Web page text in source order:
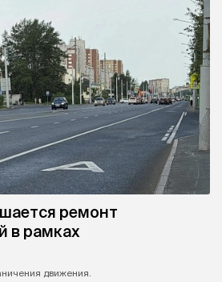
ремонт
в рамках
движения.